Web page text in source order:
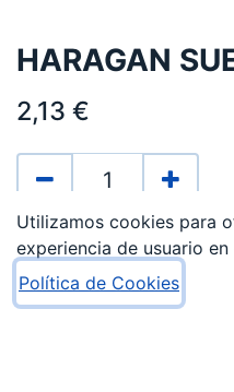
HARAGAN
2,13 €
AÑADIR AL
Añadir a lista de deseos
Garantía de devolución
Utilizamos cookies para
experiencia de usuario
Política de Cookies